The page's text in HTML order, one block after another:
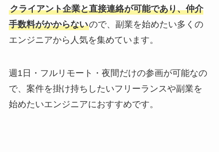
クライアント企業と直接連絡が可能であり、仲介
手数料がかからないので、副業を始めたい多くの
エンジニアから人気を集めています。
週1日・フルリモート・夜間だけの参画が可能なの
で、案件を掛け持ちしたいフリーランスや副業を
始めたいエンジニアにおすすめです。